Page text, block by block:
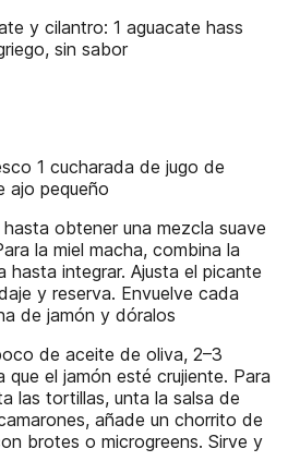
y cilantro: 1 aguacate hass
sin sabor
1 cucharada de jugo de
ajo pequeño
obtener una mezcla suave
la miel macha, combina la
hasta integrar. Ajusta el picante
y reserva. Envuelve cada
de jamón y dóralos
de aceite de oliva, 2–3
el jamón esté crujiente. Para
las tortillas, unta la salsa de
añade un chorrito de
brotes o microgreens. Sirve y